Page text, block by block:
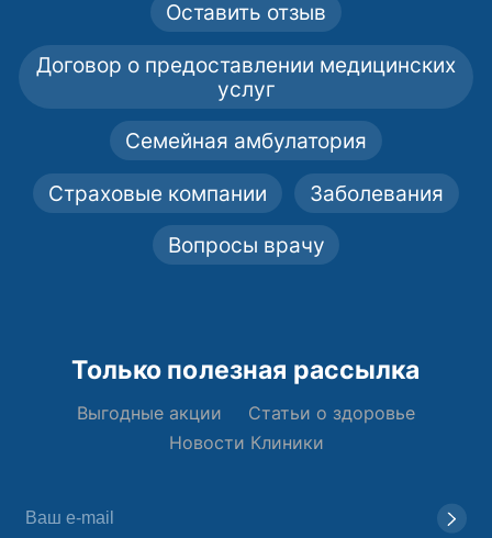
Оставить отзыв
Договор о предоставлении медицинских
услуг
Семейная амбулатория
Страховые компании Заболевания
Вопросы врачу
Только полезная рассылка
Выгодные акции
Статьи о здоровье
Новости Клиники